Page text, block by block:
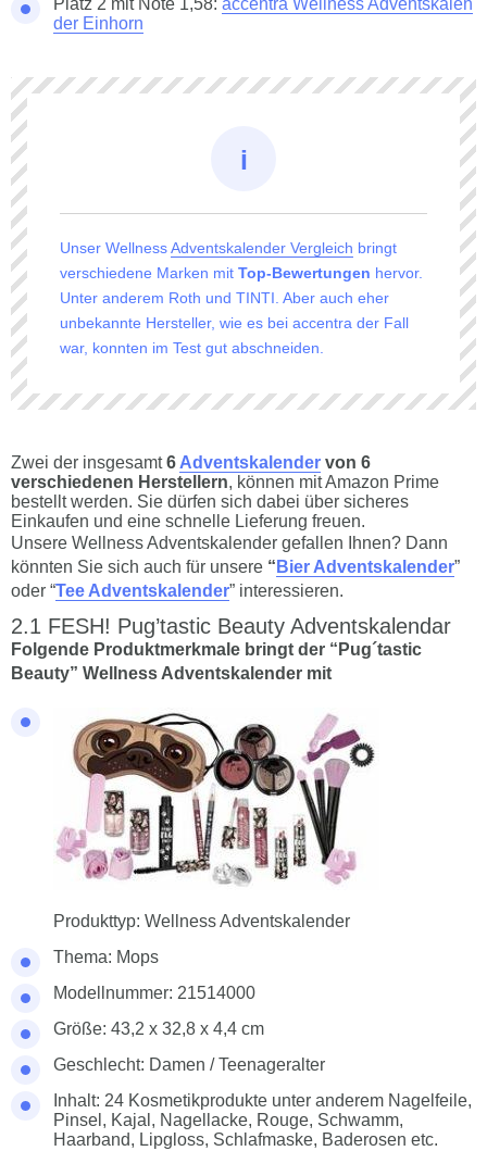
Platz 2 mit Note 1,58: accentra Wellness Adventskalen
der Einhorn
Unser WellnessAdventskalender Vergleich bringt
verschiedene Marken mit Top-Bewertungen hervor.
Unter anderem Roth und TINTI. Aber auch eher
unbekannte Hersteller, wie es bei accentra der Fall
war, konnten im Test gut abschneiden.
Zwei der insgesamt6 Adventskalender von 6
verschiedenen Herstellern, können mit Amazon Prime
bestellt werden. Sie dürfen sich dabei über sicheres
Einkaufen und eine schnelle Lieferung freuen.
Unsere Wellness Adventskalender gefallen Ihnen? Dann
könnten Sie sich auch für unsere “ Bier Adventskalender”
oder “Tee Adventskalender” interessieren.
FESH! Pug’tastic Beauty Adventskalendar
Folgende Produktmerkmale bringt der “Pug´tastic
Beauty” Wellness Adventskalender mit
Produkttyp: Wellness Adventskalender
Thema: Mops
Modellnummer: 21514000
Größe: 43,2 x 32,8 x 4,4 cm
Geschlecht: Damen / Teenageralter
Inhalt: 24 Kosmetikprodukte unter anderem Nagelfeile,
Pinsel, Kajal, Nagellacke, Rouge, Schwamm,
Haarband, Lipgloss, Schlafmaske, Baderosen etc.